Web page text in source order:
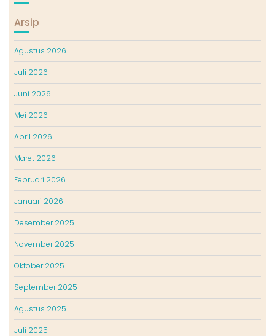
Arsip
Agustus 2026
Juli 2026
Juni 2026
Mei 2026
April 2026
Maret 2026
Februari 2026
Januari 2026
Desember 2025
November 2025
Oktober 2025
September 2025
Agustus 2025
Juli 2025